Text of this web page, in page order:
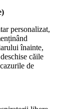
personalizat,
înainte,
căile
de